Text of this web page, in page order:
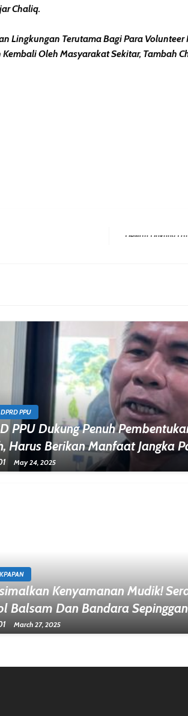
Chaliq.
Lingkungan Terutama Bagi Para Volunteer
Oleh Masyarakat Sekitar, Tambah
Next Post
PPU
PPU Dukung Penuh
Harus Berikan Manfaat Jangka
May 24, 2025
Kenyamanan Mudik!
Balsam Dan Bandara Sepinggan
March 27, 2025